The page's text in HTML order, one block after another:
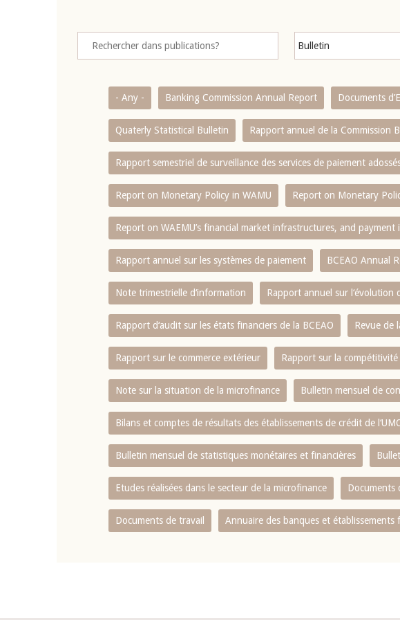
- Any - Banking Commission Annual Report Documents
Quaterly Statistical Bulletin Rapport annuel de la Commission
Rapport semestriel de surveillance des services de paiement
Report on Monetary Policy in WAMU Report on Monetary
Report on WAEMU’s financial market infrastructures, and payment
Rapport annuel sur les systèmes de paiement BCEAO Annual
Note trimestrielle d‘information Rapport annuel sur l‘évolution
Rapport d‘audit sur les états financiers de la BCEAO Revue de
Rapport sur le commerce extérieur Rapport sur la compétitivité
Note sur la situation de la microfinance Bulletin mensuel de
Bilans et comptes de résultats des établissements de crédit de
Bulletin mensuel de statistiques monétaires et financières
Etudes réalisées dans le secteur de la microfinance Documents
Documents de travail Annuaire des banques et établissements